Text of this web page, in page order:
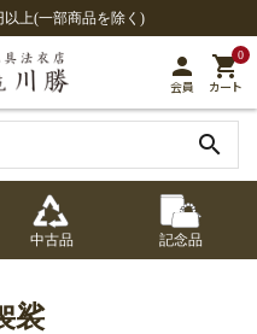
以上(一部商品を除く)
person
会員
0
shopping_cart
カート
search
修多羅
記念品
ふくさ・風呂敷
宮殿・厨子・須弥壇
中古品
アウトレット
裟